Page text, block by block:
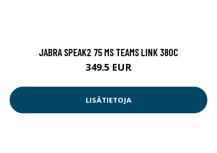
JABRA SPEAK2 75 MS TEAMS LINK 380C
349.5 EUR
LISÄTIETOJA